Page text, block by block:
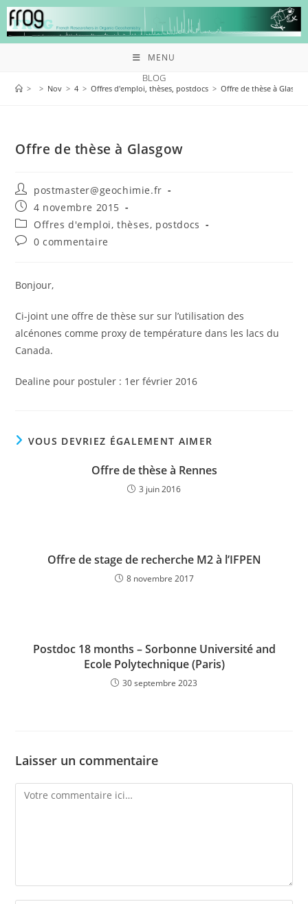
MENU
BLOG
> > Nov > 4 > Offres d'emploi, thèses, postdocs > Offre de thèse à
Offre de thèse à Glasgow
postmaster@geochimie.fr
4 novembre 2015
Offres d'emploi, thèses, postdocs
0 commentaire
Bonjour,
Ci-joint une offre de thèse sur sur l’utilisation des
alcénones comme proxy de température dans les lacs du
Canada.
Dealine pour postuler : 1er février 2016
VOUS DEVRIEZ ÉGALEMENT AIMER
Offre de thèse à Rennes
3 juin 2016
Offre de stage de recherche M2 à l’IFPEN
8 novembre 2017
Postdoc 18 months – Sorbonne Université and
Ecole Polytechnique (Paris)
30 septembre 2023
Laisser un commentaire